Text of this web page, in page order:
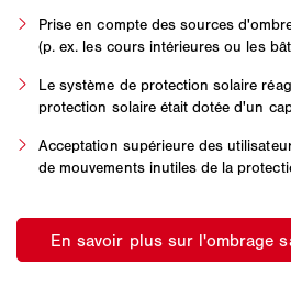
Prise en compte des sources
(p. ex. les cours intérieures ou les
Le système de protection solaire
protection solaire était dotée d'un
Acceptation supérieure des
de mouvements inutiles de la